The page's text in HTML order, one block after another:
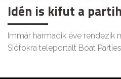
Idén is kifut a
Immár harmadik éve rendezik
Siófokra teleportált Boat